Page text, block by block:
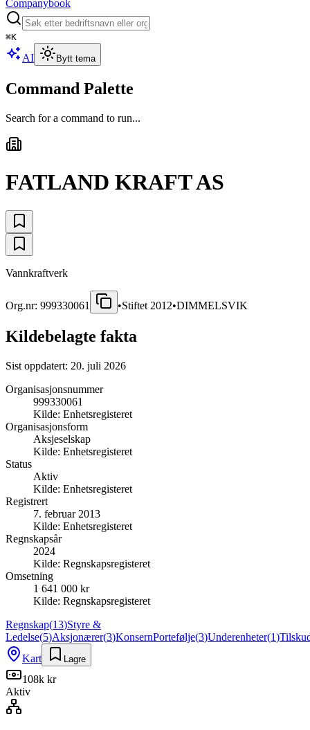
Companybook
⌘K
AI Bytt tema
Command Palette
Search for a command to run...
FATLAND KRAFT AS
Vannkraftverk
Org.nr: 999330061 •Stiftet 2012•DIMMELSVIK
Kildebelagte fakta
Sist oppdatert: 20. juli 2026
Organisasjonsnummer
999330061
Kilde: Enhetsregisteret
Organisasjonsform
Aksjeselskap
Kilde: Enhetsregisteret
Status
Aktiv
Kilde: Enhetsregisteret
Registrert
7. februar 2013
Kilde: Enhetsregisteret
Regnskapsår
2024
Kilde: Regnskapsregisteret
Omsetning
1 641 000 kr
Kilde: Regnskapsregisteret
Regnskap(13)Styre &
Ledelse(5)Aksjonærer(3)KonsernPortefølje(3)Underenheter(1)
Kart
Lagre
108k kr
Aktiv